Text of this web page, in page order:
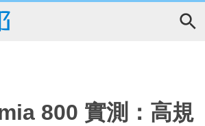
800 實測：高規